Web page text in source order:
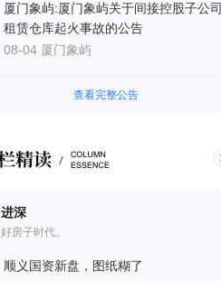
厦门象屿:厦门象屿关于间接控股子公司
租赁仓库起火事故的公告
08-04 厦门象屿
查看完整公告
进深
好房子时代。
顺义国资新盘，图纸糊了